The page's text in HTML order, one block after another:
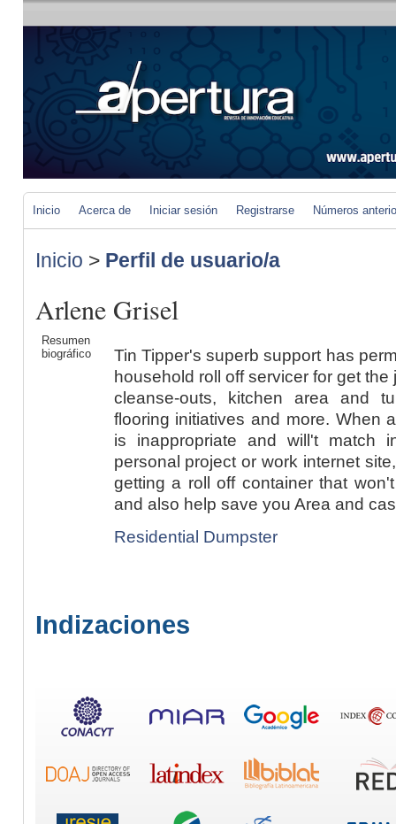
Inicio Acerca de Iniciar sesión Registrarse Números
Inicio > Perfil de usuario/a
Arlene Grisel
Resumen
biográfico
Tin Tipper's superb support has
household roll off servicer for get
cleanse-outs, kitchen area and
flooring initiatives and more. When
is inappropriate and will't match
personal project or work internet
getting a roll off container that
and also help save you Area and
Residential Dumpster
Indizaciones